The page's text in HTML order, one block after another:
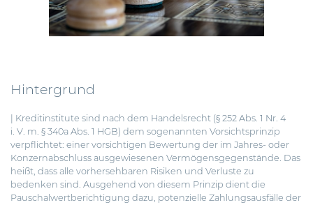
Hintergrund
| Kreditinstitute sind nach dem Handelsrecht (§ 252 Abs. 1 Nr. 4
i. V. m. § 340a Abs. 1 HGB) dem sogenannten Vorsichtsprinzip
verpflichtet: einer vorsichtigen Bewertung der im Jahres- oder
Konzernabschluss ausgewiesenen Vermögensgegenstände. Das
heißt, dass alle vorhersehbaren Risiken und Verluste zu
bedenken sind. Ausgehend von diesem Prinzip dient die
Pauschalwertberichtigung dazu, potenzielle Zahlungsausfälle der